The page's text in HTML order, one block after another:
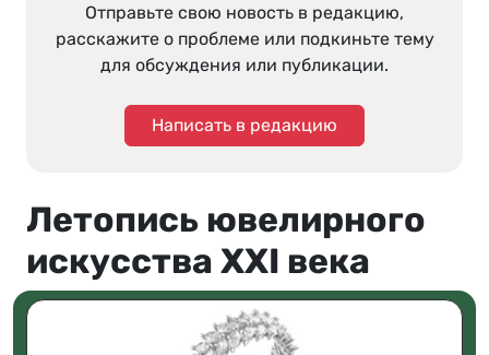
Отправьте свою новость в редакцию,
расскажите о проблеме или подкиньте тему
для обсуждения или публикации.
Написать в редакцию
Летопись ювелирного
искусства XXI века